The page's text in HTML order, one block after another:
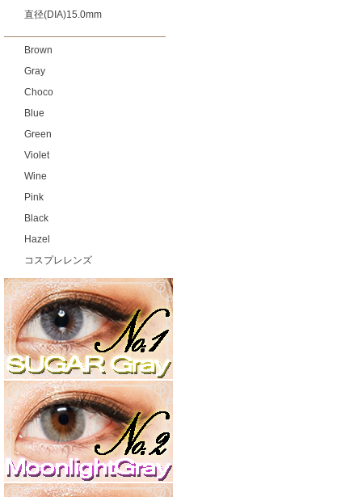
直径(DIA)15.0mm
Brown
Gray
Choco
Blue
Green
Violet
Wine
Pink
Black
Hazel
コスプレレンズ